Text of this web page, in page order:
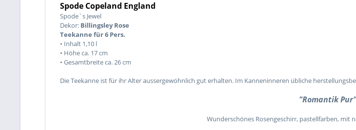
Spode Copeland England
Spode`s Jewel
Dekor: Billingsley Rose
Teekanne für 6 Pers.
• Inhalt 1,10 l
• Höhe ca. 17 cm
• Gesamtbreite ca. 26 cm
Die Teekanne ist für ihr Alter aussergewöhnlich gut erhalten. Im Kanneninneren übliche
"Romantik Pur"
Wunderschönes Rosengeschirr, pastellfarben, mit